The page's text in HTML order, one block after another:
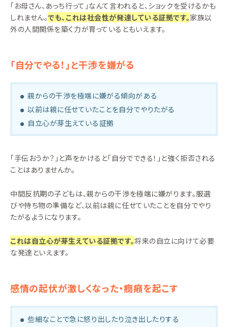
「お母さん、あっち行って」なんて言われると、ショックを受けるかも
しれません。でも、これは社会性が発達している証拠です。家族以
外の人間関係を築く力が育っているともいえます。
「自分でやる！」と干渉を嫌がる
親からの干渉を極端に嫌がる傾向がある
以前は親に任せていたことを自分でやりたがる
自立心が芽生えている証拠
「手伝おうか？」と声をかけると「自分でできる！」と強く拒否される
ことはありませんか。
中間反抗期の子どもは、親からの干渉を極端に嫌がります。服選
びや持ち物の準備など、以前は親に任せていたことを自分でやり
たがるようになります。
これは自立心が芽生えている証拠です。将来の自立に向けて必要
な発達といえます。
感情の起伏が激しくなった・癇癪を起こす
些細なことで急に怒り出したり泣き出したりする